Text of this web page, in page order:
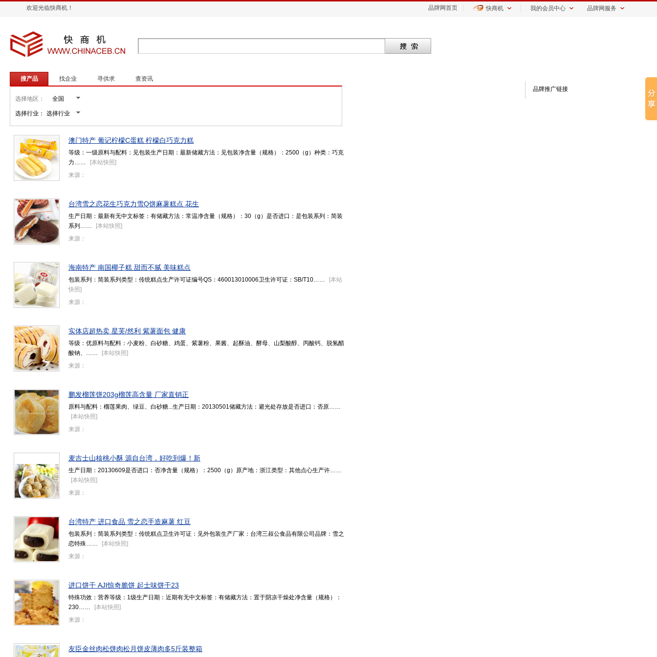
欢迎光临快商机！ 品牌网首页 快商机 我的会员中心 品牌网服务
搜产品 找企业 寻供求 查资讯
选择地区：
选择行业：
澳门特产 葡记柠檬C蛋糕 柠檬白巧克力糕
等级：一级原料与配料：见包装生产日期：最新储藏方法：见包装净含量（规格）：2500（g）种类：巧克
力……
[本站快照]
来源：
台湾雪之恋花生巧克力雪Q饼麻薯糕点 花生
生产日期：最新有无中文标签：有储藏方法：常温净含量（规格）：30（g）是否进口：是包装系列：简装
系列……
[本站快照]
来源：
海南特产 南国椰子糕 甜而不腻 美味糕点
包装系列：简装系列类型：传统糕点生产许可证编号QS：460013010006卫生许可证：SB/T10…… [本站
快照]
来源：
实体店超热卖 星芙/然利 紫薯面包 健康
等级：优原料与配料：小麦粉、白砂糖、鸡蛋、紫薯粉、果酱、起酥油、酵母、山梨酸醇、丙酸钙、脱氢醋
酸钠、……
[本站快照]
来源：
鹏发榴莲饼203g榴莲高含量 厂家直销正
原料与配料：榴莲果肉、绿豆、白砂糖...生产日期：20130501储藏方法：避光处存放是否进口：否原……
[本站快照]
来源：
麦吉士山核桃小酥 源自台湾，好吃到爆！新
生产日期：20130609是否进口：否净含量（规格）：2500（g）原产地：浙江类型：其他点心生产许……
[本站快照]
来源：
台湾特产 进口食品 雪之恋手造麻薯 红豆
包装系列：简装系列类型：传统糕点卫生许可证：见外包装生产厂家：台湾三叔公食品有限公司品牌：雪之
恋特殊……
[本站快照]
来源：
进口饼干 AJI惊奇脆饼 起士味饼干23
特殊功效：营养等级：1级生产日期：近期有无中文标签：有储藏方法：置于阴凉干燥处净含量（规格）：
230……
[本站快照]
来源：
友臣金丝肉松饼肉松月饼皮薄肉多5斤装整箱
品牌推广链接